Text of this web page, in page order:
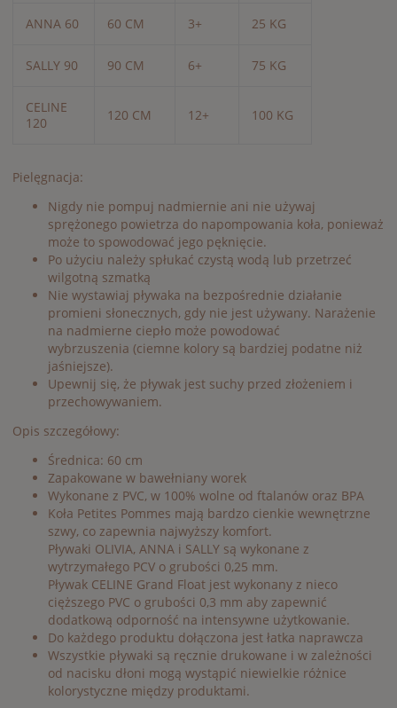
ANNA 60 60 CM 3+ 25 KG
SALLY 90 90 CM 6+ 75 KG
CELINE
120
120 CM 12+ 100 KG
Pielęgnacja:
Nigdy nie pompuj nadmiernie ani nie używaj
sprężonego powietrza do napompowania koła, ponieważ
może to spowodować jego pęknięcie.
Po użyciu należy spłukać czystą wodą lub przetrzeć
wilgotną szmatką
Nie wystawiaj pływaka na bezpośrednie działanie
promieni słonecznych, gdy nie jest używany. Narażenie
na nadmierne ciepło może powodować
wybrzuszenia (ciemne kolory są bardziej podatne niż
jaśniejsze).
Upewnij się, że pływak jest suchy przed złożeniem i
przechowywaniem.
Opis szczegółowy:
Średnica: 60 cm
Zapakowane w bawełniany worek
Wykonane z PVC, w 100% wolne od ftalanów oraz BPA
Koła Petites Pommes mają bardzo cienkie wewnętrzne
szwy, co zapewnia najwyższy komfort.
Pływaki OLIVIA, ANNA i SALLY są wykonane z
wytrzymałego PCV o grubości 0,25 mm.
Pływak CELINE Grand Float jest wykonany z nieco
cięższego PVC o grubości 0,3 mm aby zapewnić
dodatkową odporność na intensywne użytkowanie.
Do każdego produktu dołączona jest łatka naprawcza
Wszystkie pływaki są ręcznie drukowane i w zależności
od nacisku dłoni mogą wystąpić niewielkie różnice
kolorystyczne między produktami.